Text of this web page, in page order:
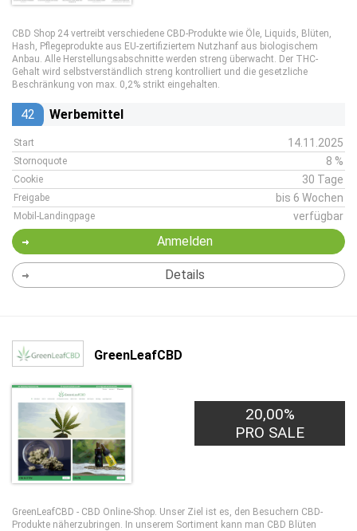
CBD Shop 24 vertreibt verschiedene CBD-Produkte wie Öle, Liquids, Blüten,
Hash, Pflegeprodukte aus EU-zertifiziertem Nutzhanf aus biologischem
Anbau. Alle Herstellungsabschnitte werden streng überwacht. Der THC-
Gehalt wird selbstverständlich streng kontrolliert und die gesetzliche
Beschränkung von max. 0,2% strikt eingehalten.
42 Werbemittel
Start 14.11.2025
Stornoquote 8 %
Cookie 30 Tage
Freigabe bis 6 Wochen
Mobil-Landingpage verfügbar
Anmelden
Details
GreenLeafCBD
20,00%
PRO SALE
GreenLeafCBD - CBD Online-Shop. Unser Ziel ist es, den Besuchern CBD-
Produkte näherzubringen. In unserem Sortiment kann man CBD Blüten